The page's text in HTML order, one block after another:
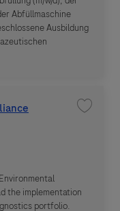
Abfüllmaschine
Ausbildung
the implementation
portfolio.
Save